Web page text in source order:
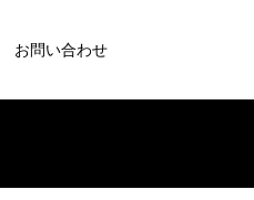
お問い合わせ